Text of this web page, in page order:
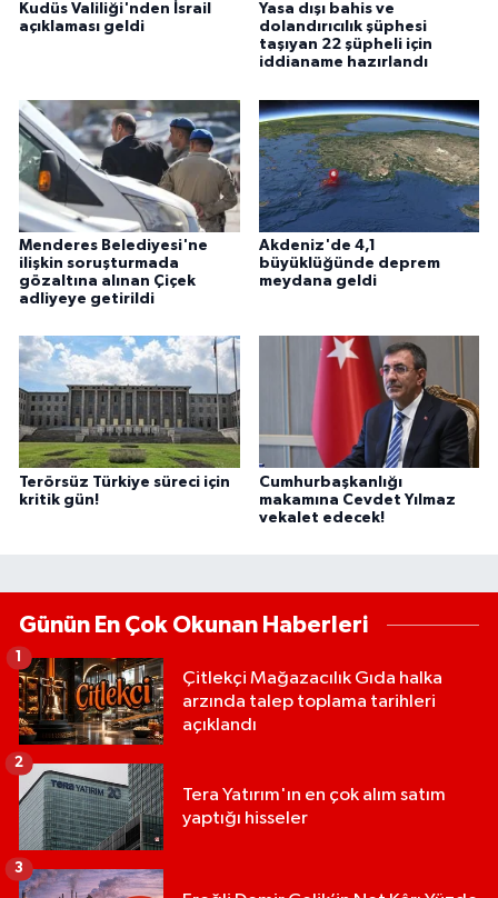
Kudüs Valiliği'nden İsrail
açıklaması geldi
Yasa dışı bahis ve
dolandırıcılık şüphesi
taşıyan 22 şüpheli için
iddianame hazırlandı
Menderes Belediyesi'ne
ilişkin soruşturmada
gözaltına alınan Çiçek
adliyeye getirildi
Akdeniz'de 4,1
büyüklüğünde deprem
meydana geldi
Terörsüz Türkiye süreci için
kritik gün!
Cumhurbaşkanlığı
makamına Cevdet Yılmaz
vekalet edecek!
Günün En Çok Okunan Haberleri
Çitlekçi Mağazacılık Gıda halka
arzında talep toplama tarihleri
açıklandı
Tera Yatırım'ın en çok alım satım
yaptığı hisseler
2
3